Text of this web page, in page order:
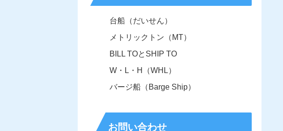
台船（だいせん）
メトリックトン（MT）
BILL TOとSHIP TO
W・L・H（WHL）
バージ船（Barge Ship）
お問い合わせ